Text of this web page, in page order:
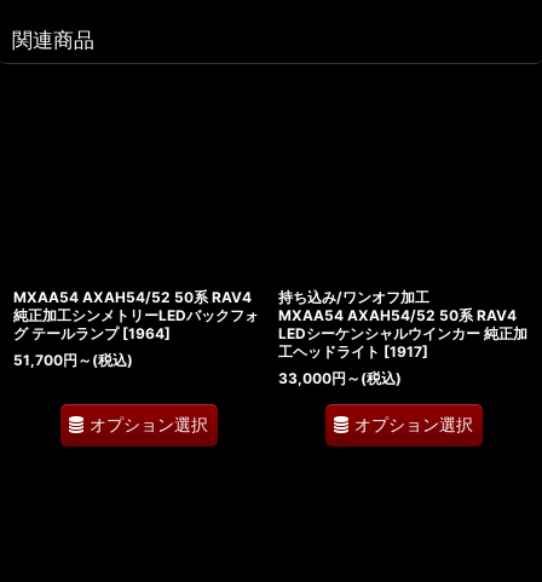
関連商品
MXAA54 AXAH54/52 50系 RAV4
純正加工シンメトリーLEDバックフォ
グ テールランプ [1964]
51,700円 ～ (税込)
オプション選択
持ち込み/ワンオフ加工
MXAA54 AXAH54/52 50系 RAV4
LEDシーケンシャルウインカー 純正加
工ヘッドライト [1917]
33,000円 ～ (税込)
オプション選択